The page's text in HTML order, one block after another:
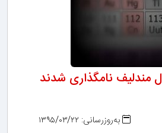
به‌روزرسانی: ۱۳۹۵/۰۳/۲۲